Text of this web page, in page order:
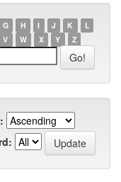
G H I J K
L
V W X Y Z